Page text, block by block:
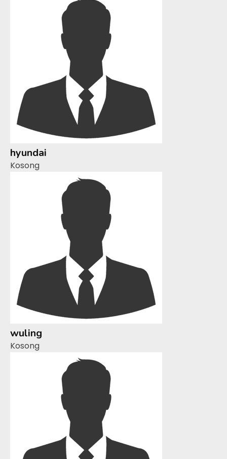
hyundai
Kosong
wuling
Kosong